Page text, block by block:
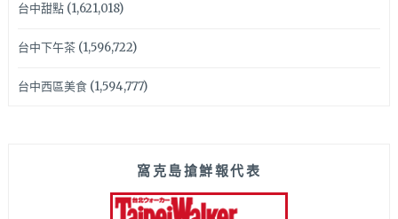
台中甜點(1,621,018)
台中下午茶(1,596,722)
台中西區美食(1,594,777)
窩克島搶鮮報代表